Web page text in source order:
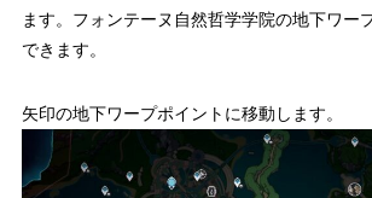
ます。フォンテーヌ自然哲学学院の地下ワー
できます。
矢印の地下ワープポイントに移動します。